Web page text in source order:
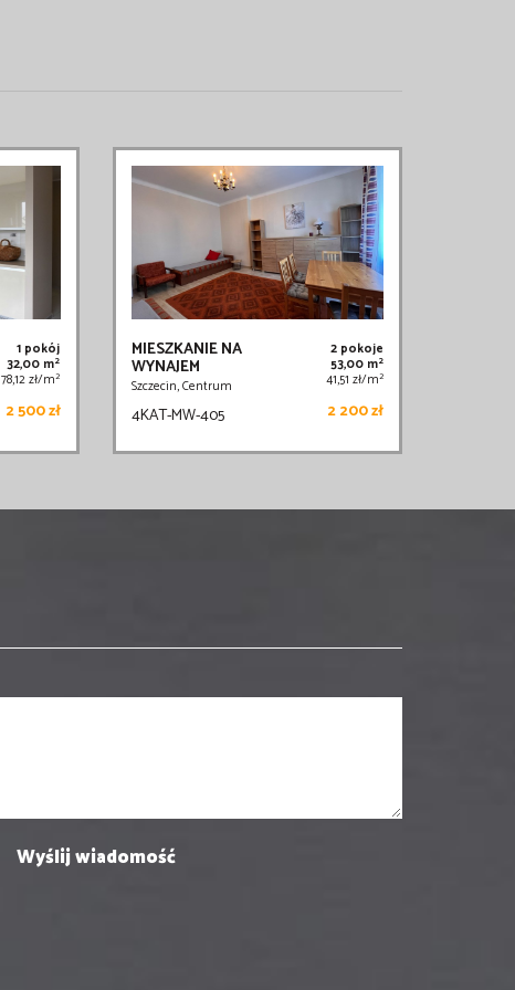
1 pokój
32,00 m2
78,12 zł/m2
2 500 zł
MIESZKANIE NA
WYNAJEM
Szczecin, Centrum
2 pokoje
53,00 m2
41,51 zł/m2
4KAT-MW-405 2 200 zł